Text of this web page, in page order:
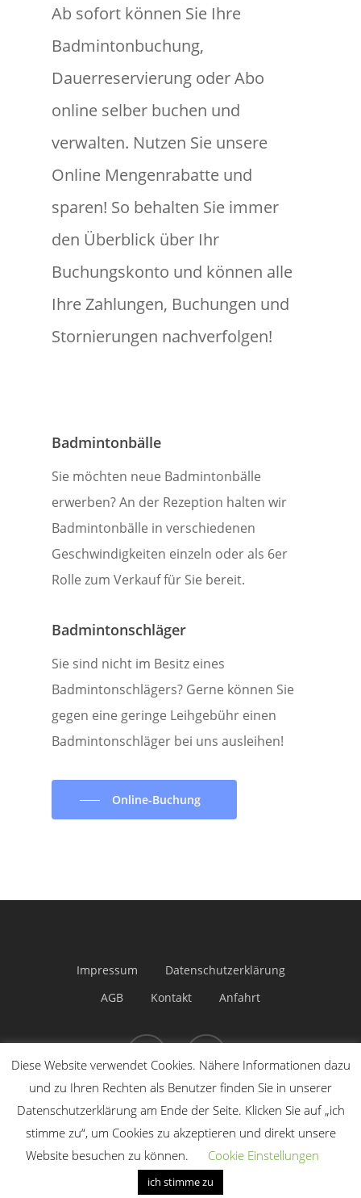
Ab sofort können Sie Ihre
Badmintonbuchung,
Dauerreservierung oder Abo
online selber buchen und
verwalten. Nutzen Sie unsere
Online Mengenrabatte und
sparen! So behalten Sie immer
den Überblick über Ihr
Buchungskonto und können alle
Ihre Zahlungen, Buchungen und
Stornierungen nachverfolgen!
Badmintonbälle
Sie möchten neue Badmintonbälle
erwerben? An der Rezeption halten wir
Badmintonbälle in verschiedenen
Geschwindigkeiten einzeln oder als 6er
Rolle zum Verkauf für Sie bereit.
Badmintonschläger
Sie sind nicht im Besitz eines
Badmintonschlägers? Gerne können Sie
gegen eine geringe Leihgebühr einen
Badmintonschläger bei uns ausleihen!
Online-Buchung
Impressum
Datenschutzerklärung
AGB
Kontakt Anfahrt
© 2026 Tennis & Badminton Center Schloß
Morsbroich.
Diese Website verwendet Cookies. Nähere Informationen dazu
und zu Ihren Rechten als Benutzer finden Sie in unserer
Datenschutzerklärung am Ende der Seite. Klicken Sie auf „ich
stimme zu“, um Cookies zu akzeptieren und direkt unsere
Website besuchen zu können.
Cookie Einstellungen
ich stimme zu